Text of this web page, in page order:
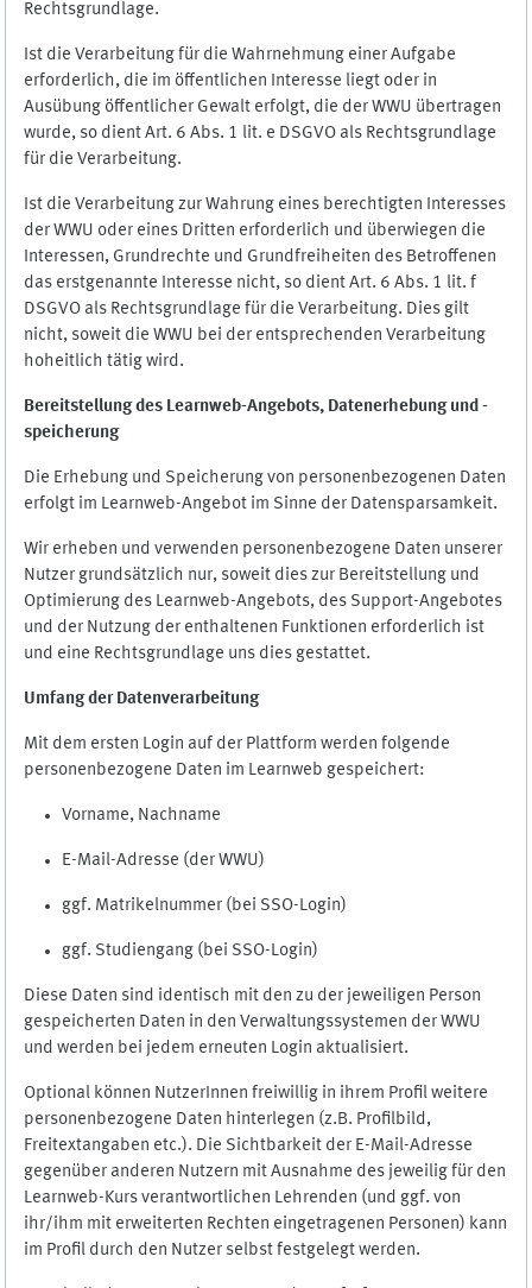
Rechtsgrundlage.
Ist die Verarbeitung für die Wahrnehmung einer Aufgabe
erforderlich, die im öffentlichen Interesse liegt oder in
Ausübung öffentlicher Gewalt erfolgt, die der WWU übertragen
wurde, so dient Art. 6 Abs. 1 lit. e DSGVO als Rechtsgrundlage
für die Verarbeitung.
Ist die Verarbeitung zur Wahrung eines berechtigten Interesses
der WWU oder eines Dritten erforderlich und überwiegen die
Interessen, Grundrechte und Grundfreiheiten des Betroffenen
das erstgenannte Interesse nicht, so dient Art. 6 Abs. 1 lit. f
DSGVO als Rechtsgrundlage für die Verarbeitung. Dies gilt
nicht, soweit die WWU bei der entsprechenden Verarbeitung
hoheitlich tätig wird.
Bereitstellung des Learnweb-Angebots, Datenerhebung und -
speicherung
Die Erhebung und Speicherung von personenbezogenen Daten
erfolgt im Learnweb-Angebot im Sinne der Datensparsamkeit.
Wir erheben und verwenden personenbezogene Daten unserer
Nutzer grundsätzlich nur, soweit dies zur Bereitstellung und
Optimierung des Learnweb-Angebots, des Support-Angebotes
und der Nutzung der enthaltenen Funktionen erforderlich ist
und eine Rechtsgrundlage uns dies gestattet.
Umfang der Datenverarbeitung
Mit dem ersten Login auf der Plattform werden folgende
personenbezogene Daten im Learnweb gespeichert:
Vorname, Nachname
E-Mail-Adresse (der WWU)
ggf. Matrikelnummer (bei SSO-Login)
ggf. Studiengang (bei SSO-Login)
Diese Daten sind identisch mit den zu der jeweiligen Person
gespeicherten Daten in den Verwaltungssystemen der WWU
und werden bei jedem erneuten Login aktualisiert.
Optional können NutzerInnen freiwillig in ihrem Profil weitere
personenbezogene Daten hinterlegen (z.B. Profilbild,
Freitextangaben etc.). Die Sichtbarkeit der E-Mail-Adresse
gegenüber anderen Nutzern mit Ausnahme des jeweilig für den
Learnweb-Kurs verantwortlichen Lehrenden (und ggf. von
ihr/ihm mit erweiterten Rechten eingetragenen Personen) kann
im Profil durch den Nutzer selbst festgelegt werden.